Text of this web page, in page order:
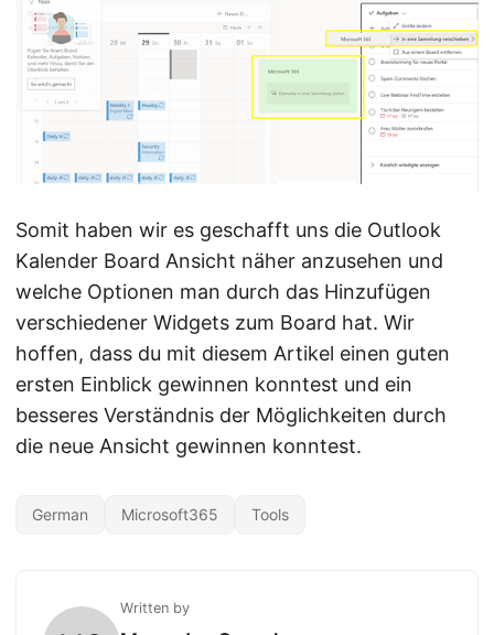
Somit haben wir es geschafft uns die Outlook
Kalender Board Ansicht näher anzusehen und
welche Optionen man durch das Hinzufügen
verschiedener Widgets zum Board hat. Wir
hoffen, dass du mit diesem Artikel einen guten
ersten Einblick gewinnen konntest und ein
besseres Verständnis der Möglichkeiten durch
die neue Ansicht gewinnen konntest.
German Microsoft365 Tools
Written by